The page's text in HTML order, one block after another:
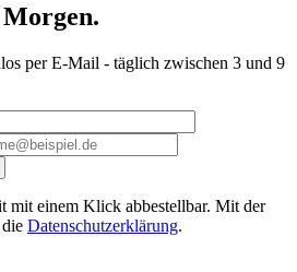
per E-Mail - täglich zwischen 3 und 9
mit einem Klick abbestellbar. Mit der
Datenschutzerklärung.